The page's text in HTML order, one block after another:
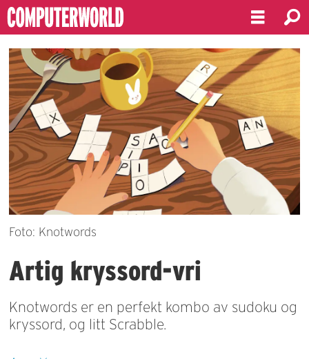
Foto: Knotwords
Artig kryssord-vri
Knotwords er en perfekt kombo av sudoku og
kryssord, og litt Scrabble.